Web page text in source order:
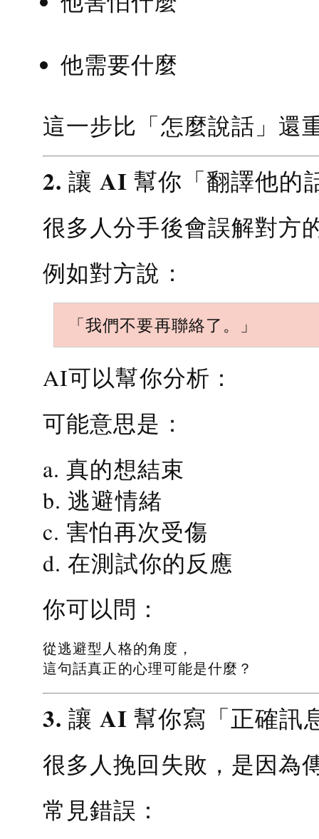
他需要什麼
這一步比「怎麼說話」還
2. 讓 AI 幫你「翻譯他的
很多人分手後會誤解對方
例如對方說：
「我們不要再聯絡了。」
AI可以幫你分析：
可能意思是：
a. 真的想結束
b. 逃避情緒
c. 害怕再次受傷
d. 在測試你的反應
你可以問：
從逃避型人格的角度，
這句話真正的心理可能是什麼？
3. 讓 AI 幫你寫「正確訊
很多人挽回失敗，是因為
常見錯誤：